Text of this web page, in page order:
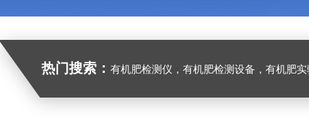
热门搜索： 有机肥检测仪，有机肥检测设备，有机肥实验室设备，生物有